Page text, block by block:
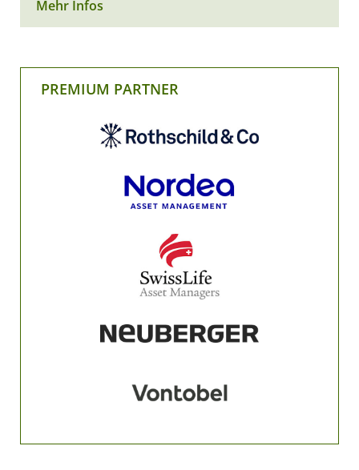
Mehr Infos
PREMIUM PARTNER